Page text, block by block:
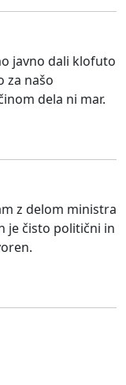
javno dali klofuto
za našo
dela ni mar.
z delom ministra
je čisto politični in